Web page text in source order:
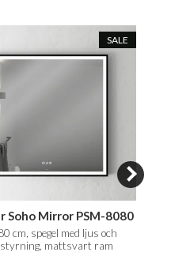
SALE
Soho Mirror PSM-8080
cm, spegel med ljus och
mattsvart ram